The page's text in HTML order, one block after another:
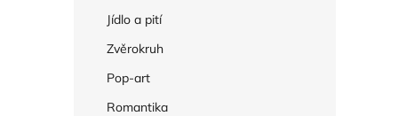
Jídlo a pití
Zvěrokruh
Pop-art
Romantika